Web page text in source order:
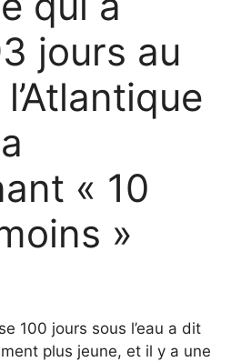
jours au
« 10
»
100 jours sous l’eau a dit
plus jeune, et il y a une